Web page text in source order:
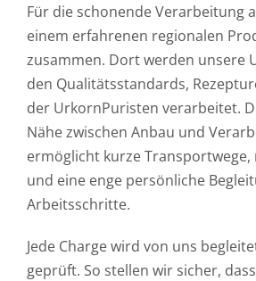
Für die schonende Verarbeitung
einem erfahrenen regionalen
zusammen. Dort werden unsere
den Qualitätsstandards,
der UrkornPuristen verarbeitet.
Nähe zwischen Anbau und
ermöglicht kurze Transportwege,
und eine enge persönliche
Arbeitsschritte.
Jede Charge wird von uns
geprüft. So stellen wir sicher,